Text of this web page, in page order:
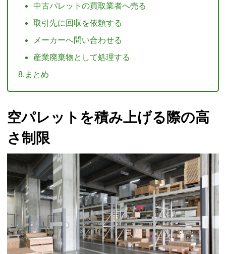
中古パレットの買取業者へ売る
取引先に回収を依頼する
メーカーへ問い合わせる
産業廃棄物として処理する
8.まとめ
空パレットを積み上げる際の高
さ制限